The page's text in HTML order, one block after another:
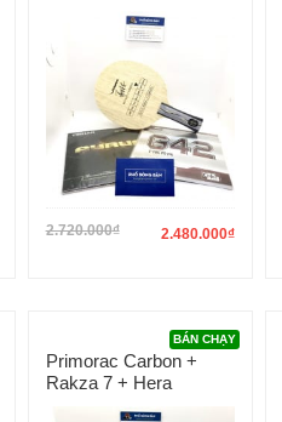
2.720.000₫ 2.480.000₫
Primorac Carbon +
Rakza 7 + Hera
BÁN CHẠY